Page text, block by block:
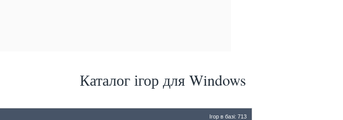
Каталог ігор для Windows
Ігор в базі: 713